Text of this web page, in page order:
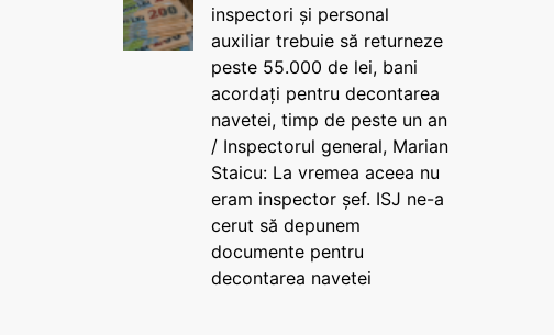
inspectori și personal
auxiliar trebuie să returneze
peste 55.000 de lei, bani
acordați pentru decontarea
navetei, timp de peste un an
/ Inspectorul general, Marian
Staicu: La vremea aceea nu
eram inspector șef. ISJ ne-a
cerut să depunem
documente pentru
decontarea navetei